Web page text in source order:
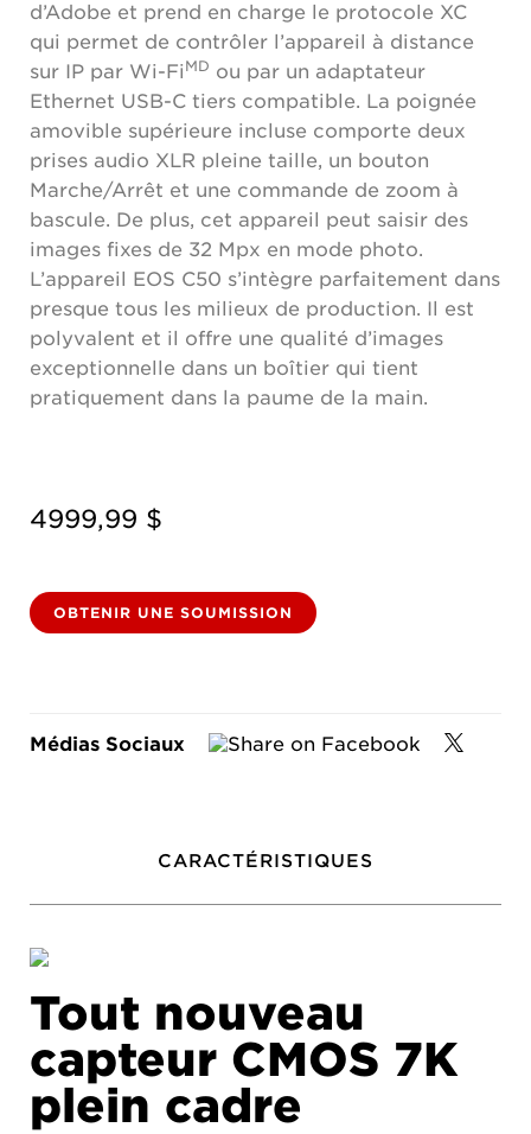
d’Adobe et prend en charge le protocole XC
qui permet de contrôler l’appareil à distance
sur IP par Wi-Fi MD ou par un adaptateur
Ethernet USB-C tiers compatible. La poignée
amovible supérieure incluse comporte deux
prises audio XLR pleine taille, un bouton
Marche/Arrêt et une commande de zoom à
bascule. De plus, cet appareil peut saisir des
images fixes de 32 Mpx en mode photo.
L’appareil EOS C50 s’intègre parfaitement dans
presque tous les milieux de production. Il est
polyvalent et il offre une qualité d’images
exceptionnelle dans un boîtier qui tient
pratiquement dans la paume de la main.
4999,99 $
OBTENIR UNE SOUMISSION
Médias Sociaux
CARACTÉRISTIQUES
Tout nouveau
capteur CMOS 7K
plein cadre